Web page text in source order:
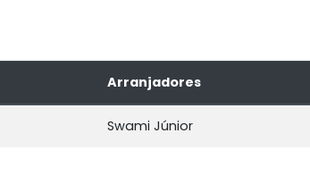
Arranjadores
Swami Júnior